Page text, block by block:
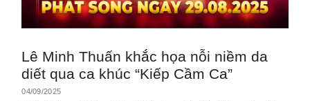
Lê Minh Thuấn khắc họa nỗi niềm da
diết qua ca khúc “Kiếp Cầm Ca”
04/09/2025